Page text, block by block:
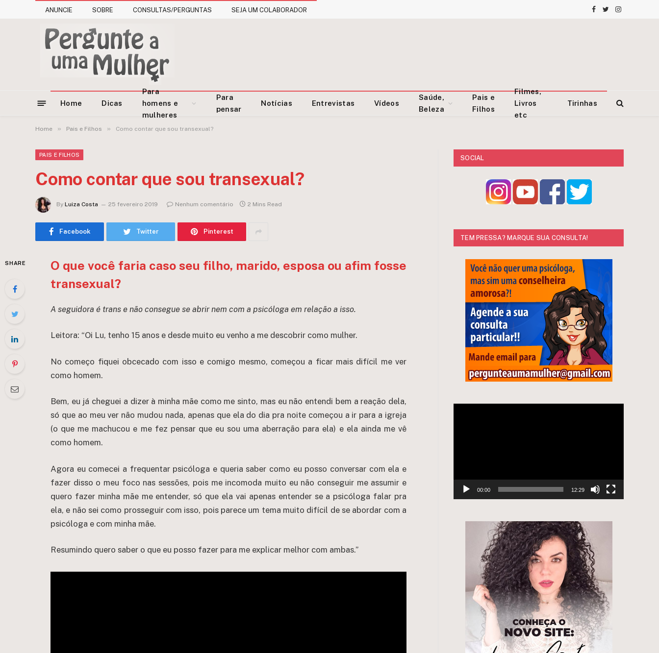
ANUNCIE SOBRE CONSULTAS/PERGUNTAS SEJA UM COLABORADOR Facebook
TwitterInstagram
Home Dicas
Para
homens e
mulheres
Para
pensar
Notícias Entrevistas Vídeos
Saúde,
Beleza
Pais e
Filhos
Filmes,
Livros
etc
Tirinhas
Home » Pais e Filhos » Como contar que sou transexual?
PAIS E FILHOS
Como contar que sou transexual?
By Luiza Costa 25 fevereiro 2019 Nenhum comentário 2 Mins Read
Facebook Twitter Pinterest
SHARE
O que você faria caso seu filho, marido, esposa ou afim fosse
transexual?
A seguidora é trans e não consegue se abrir nem com a psicóloga em relação a isso.
Leitora: “Oi Lu, tenho 15 anos e desde muito eu venho a me descobrir como mulher.
No começo fiquei obcecado com isso e comigo mesmo, começou a ficar mais difícil me ver
como homem.
Bem, eu já cheguei a dizer à minha mãe como me sinto, mas eu não entendi bem a reação dela,
só que ao meu ver não mudou nada, apenas que ela do dia pra noite começou a ir para a igreja
(o que me machucou e me fez pensar que eu sou uma aberração para ela) e ela ainda me vê
como homem.
Agora eu comecei a frequentar psicóloga e queria saber como eu posso conversar com ela e
fazer disso o meu foco nas sessões, pois me incomoda muito eu não conseguir me assumir e
quero fazer minha mãe me entender, só que ela vai apenas entender se a psicóloga falar pra
ela, e não sei como prosseguir com isso, pois parece um tema muito difícil de se abordar com a
psicóloga e com minha mãe.
Resumindo quero saber o que eu posso fazer para me explicar melhor com ambas.”
SOCIAL
TEM PRESSA? MARQUE SUA CONSULTA!
00:00 12:29